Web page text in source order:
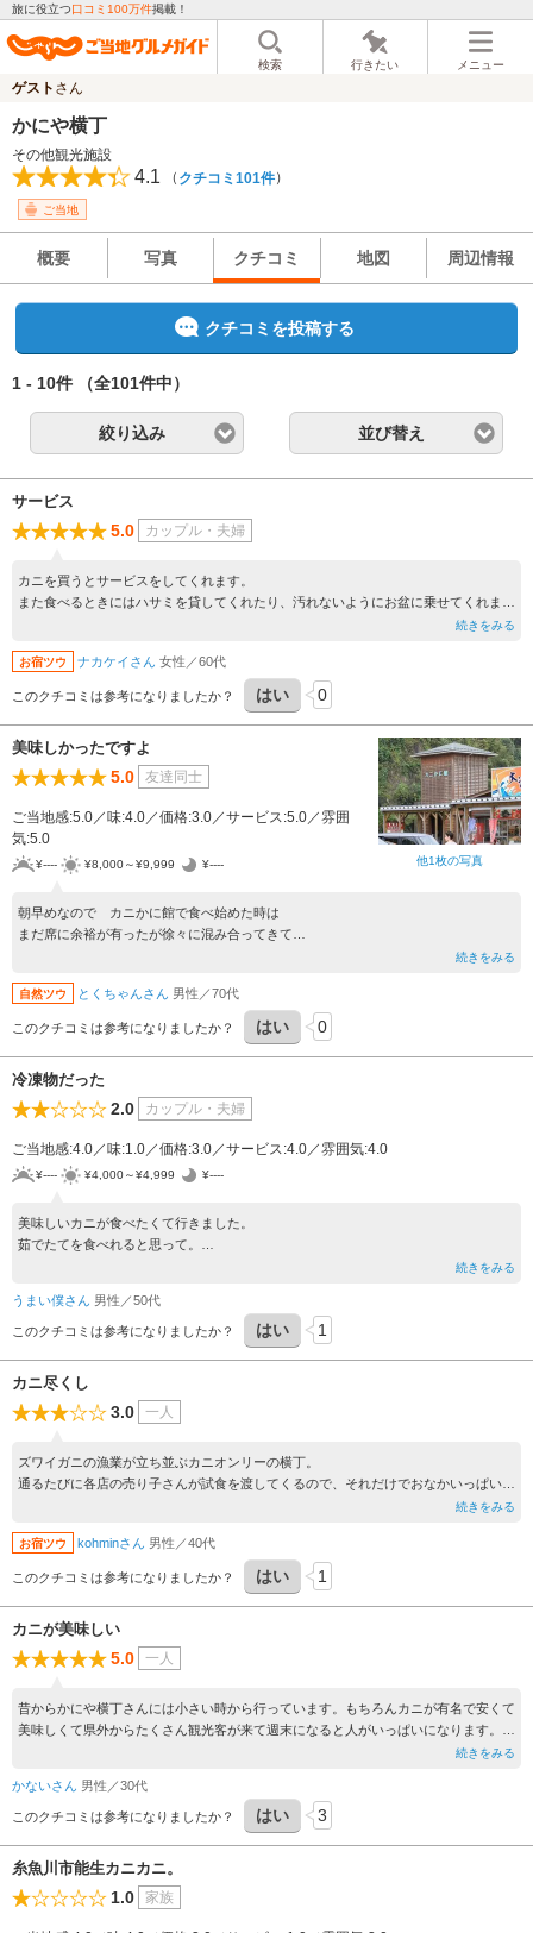
旅に役立つ口コミ100万件掲載！
検索 行きたい メニュー
ゲスト さん
かにや横丁
その他観光施設
4.1 （ クチコミ101件）
ご当地
概要 写真 クチコミ 地図 周辺情報
クチコミを投稿する
1 - 10件 （全101件中）
絞り込み 並び替え
サービス
5.0 カップル・夫婦
カニを買うとサービスをしてくれます。
また食べるときにはハサミを貸してくれたり、汚れないようにお盆に乗せてくれま
続きをみる
お宿ツウ ナカケイさん 女性／60代
このクチコミは参考になりましたか？ はい 0
他1枚の写真
美味しかったですよ
5.0 友達同士
ご当地感:5.0／味:4.0／価格:3.0／サービス:5.0／雰囲
気:5.0
¥---- ¥8,000～¥9,999 ¥----
朝早めなので カニかに館で食べ始めた時は
まだ席に余裕が有ったが徐々に混み合ってきて
美味しかったですよ
続きをみる
自然ツウ とくちゃんさん 男性／70代
このクチコミは参考になりましたか？ はい 0
冷凍物だった
2.0 カップル・夫婦
ご当地感:4.0／味:1.0／価格:3.0／サービス:4.0／雰囲気:4.0
¥---- ¥4,000～¥4,999 ¥----
美味しいカニが食べたくて行きました。
茹でたてを食べれると思って。
後で店の人に聞いたら結局冷凍物でした。、
続きをみる
うまい僕さん 男性／50代
このクチコミは参考になりましたか？ はい 1
カニ尽くし
3.0 一人
ズワイガニの漁業が立ち並ぶカニオンリーの横丁。
通るたびに各店の売り子さんが試食を渡してくるので、それだけでおなかいっぱいで
続きをみる
お宿ツウ kohminさん 男性／40代
このクチコミは参考になりましたか？ はい 1
カニが美味しい
5.0 一人
昔からかにや横丁さんには小さい時から行っています。もちろんカニが有名で安くて
美味しくて県外からたくさん観光客が来て週末になると人がいっぱいになります。最
続きをみる
かないさん 男性／30代
このクチコミは参考になりましたか？ はい 3
糸魚川市能生カニカニ。
1.0 家族